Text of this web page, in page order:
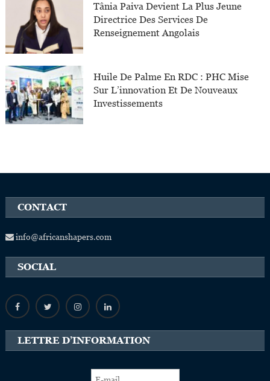
Tânia Paiva Devient La Plus Jeune
Directrice Des Services De
Renseignement Angolais
Huile De Palme En RDC : PHC Mise
Sur L’innovation Et De Nouveaux
Investissements
CONTACT
info@africanshapers.com
SOCIAL
LETTRE D’INFORMATION